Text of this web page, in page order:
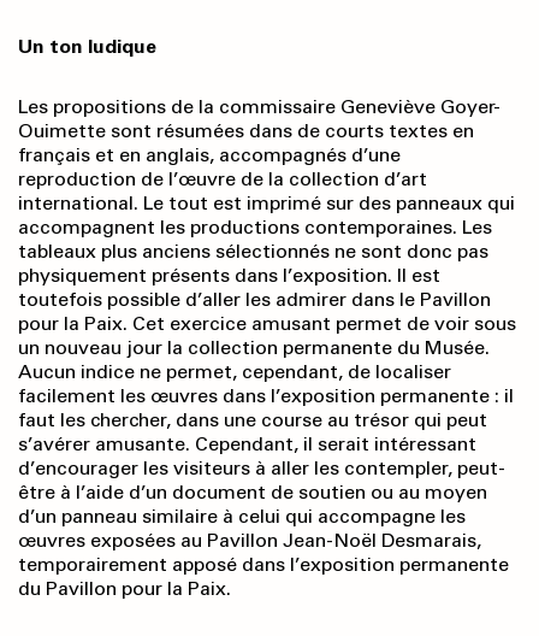
Un ton ludique
Les propositions de la commissaire Geneviève Goyer-
Ouimette sont résumées dans de courts textes en
français et en anglais, accompagnés d’une
reproduction de l’œuvre de la collection d’art
international. Le tout est imprimé sur des panneaux qui
accompagnent les productions contemporaines. Les
tableaux plus anciens sélectionnés ne sont donc pas
physiquement présents dans l’exposition. Il est
toutefois possible d’aller les admirer dans le Pavillon
pour la Paix. Cet exercice amusant permet de voir sous
un nouveau jour la collection permanente du Musée.
Aucun indice ne permet, cependant, de localiser
facilement les œuvres dans l’exposition permanente : il
faut les chercher, dans une course au trésor qui peut
s’avérer amusante. Cependant, il serait intéressant
d’encourager les visiteurs à aller les contempler, peut-
être à l’aide d’un document de soutien ou au moyen
d’un panneau similaire à celui qui accompagne les
œuvres exposées au Pavillon Jean-Noël Desmarais,
temporairement apposé dans l’exposition permanente
du Pavillon pour la Paix.